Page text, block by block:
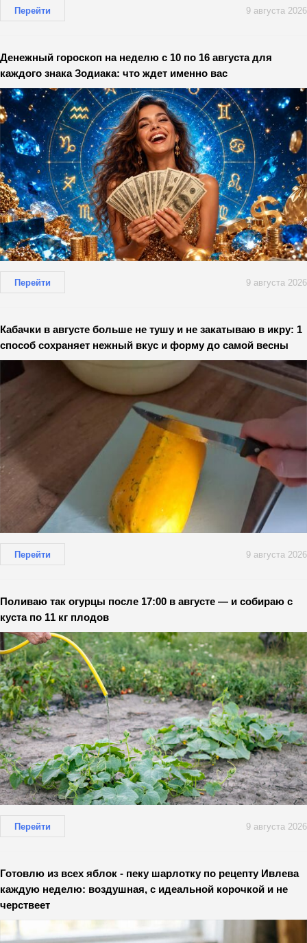
Перейти 9 августа 2026
Денежный гороскоп на неделю с 10 по 16 августа для
каждого знака Зодиака: что ждет именно вас
Перейти 9 августа 2026
Кабачки в августе больше не тушу и не закатываю в икру: 1
способ сохраняет нежный вкус и форму до самой весны
Перейти 9 августа 2026
Поливаю так огурцы после 17:00 в августе — и собираю с
куста по 11 кг плодов
Перейти 9 августа 2026
Готовлю из всех яблок - пеку шарлотку по рецепту Ивлева
каждую неделю: воздушная, с идеальной корочкой и не
черствеет